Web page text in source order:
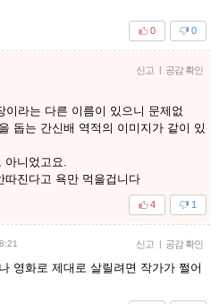
0
0
신고 | 공감 확인
이라는 다른 이름이 있으니 문제없
돕는 간신배 역적의 이미지가 같이 있
니었고요.
따진다고 욕만 먹을겁니다
1
4
신고 | 공감 확인
영화로 제대로 살릴려면 작가가 쩔어